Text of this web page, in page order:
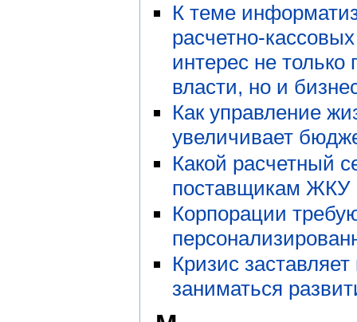
К теме
расчетно-
интерес не только
власти, но и
Как управление
увеличивает
Какой расчетный
поставщикам ЖКУ
Корпорации
Кризис
заниматься